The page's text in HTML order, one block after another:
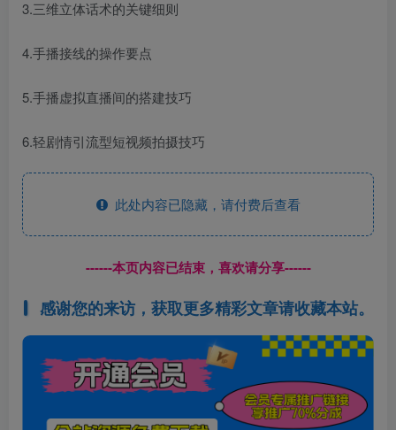
3.三维立体话术的关键细则
4.手播接线的操作要点
5.手播虚拟直播间的搭建技巧
6.轻剧情引流型短视频拍摄技巧
此处内容已隐藏，请付费后查看
------本页内容已结束，喜欢请分享------
感谢您的来访，获取更多精彩文章请收藏本站。